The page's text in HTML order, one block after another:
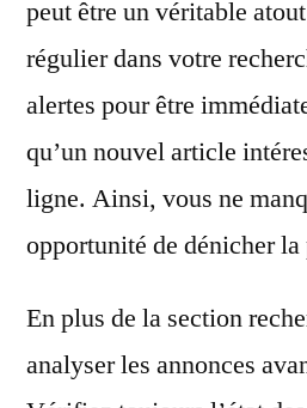
peut être un véritable
régulier dans votre
alertes pour être
qu’un nouvel article
ligne. Ainsi, vous ne
opportunité de dénicher la
En plus de la section
analyser les annonces